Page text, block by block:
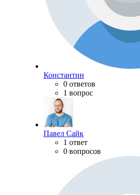
Константин
0 ответов
1 вопрос
Павел Сайк
1 ответ
0 вопросов